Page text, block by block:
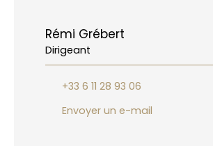
Rémi Grébert
Dirigeant
+33 6 11 28 93 06
Envoyer un e-mail